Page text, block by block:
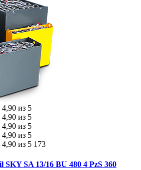
173
SA 13/16 BU 480 4 PzS 360